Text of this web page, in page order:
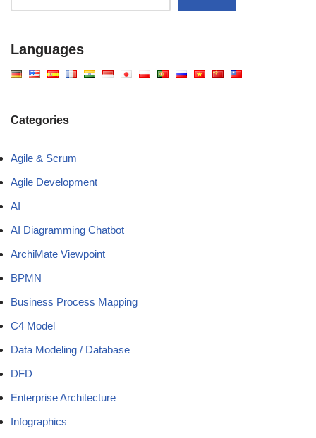
Languages
Categories
Agile & Scrum
Agile Development
AI
AI Diagramming Chatbot
ArchiMate Viewpoint
BPMN
Business Process Mapping
C4 Model
Data Modeling / Database
DFD
Enterprise Architecture
Infographics